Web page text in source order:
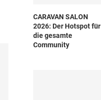
CARAVAN SALON
2026: Der Hotspot für
die gesamte
Community